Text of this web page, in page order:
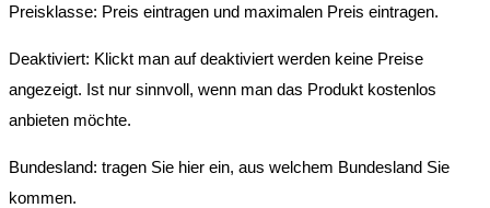
Preisklasse: Preis eintragen und maximalen Preis eintragen.
Deaktiviert: Klickt man auf deaktiviert werden keine Preise
angezeigt. Ist nur sinnvoll, wenn man das Produkt kostenlos
anbieten möchte.
Bundesland: tragen Sie hier ein, aus welchem Bundesland Sie
kommen.